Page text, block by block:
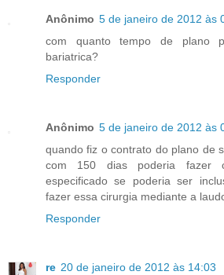
Anônimo 5 de janeiro de 2012 às
com quanto tempo de plano
bariatrica?
Responder
Anônimo 5 de janeiro de 2012 às
quando fiz o contrato do plano de
com 150 dias poderia fazer
especificado se poderia ser
fazer essa cirurgia mediante a
Responder
re 20 de janeiro de 2012 às 14:03